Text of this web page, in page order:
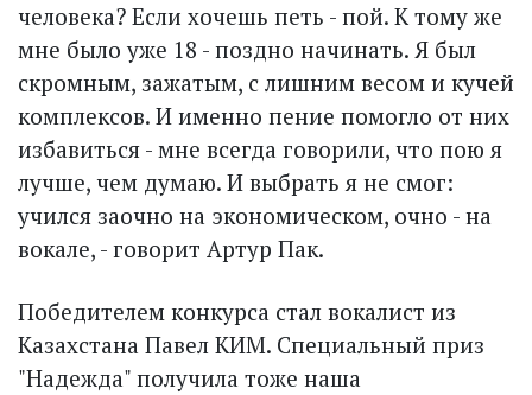
человека? Если хочешь петь - пой. К тому же
мне было уже 18 - поздно начинать. Я был
скромным, зажатым, с лишним весом и кучей
комплексов. И именно пение помогло от них
избавиться - мне всегда говорили, что пою я
лучше, чем думаю. И выбрать я не смог:
учился заочно на экономическом, очно - на
вокале, - говорит Артур Пак.
Победителем конкурса стал вокалист из
Казахстана Павел КИМ. Специальный приз
"Надежда" получила тоже наша